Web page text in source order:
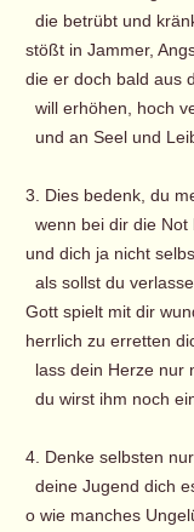
die betrübt und
stößt in Jammer,
die er doch bald aus
will erhöhen, hoch
und an Seel und
3. Dies bedenk, du
wenn bei dir die Not
und dich ja nicht
als sollst du
Gott spielt mit dir
herrlich zu erretten
lass dein Herze nur
du wirst ihm noch
4. Denke selbsten
deine Jugend dich
o wie manches